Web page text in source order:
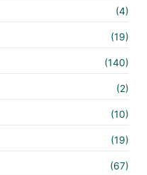
(4)
(19)
(140)
(2)
(10)
(19)
(67)